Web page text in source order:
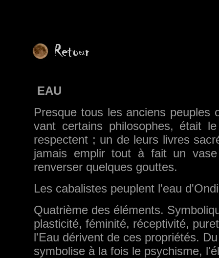
EAU
Presque tous les anciens
vant certains philosophes, était
respectent ; un de leurs livres
jamais emplir tout à fait un
renverser quelques gouttes.
Les cabalistes peuplent l'eau
Quatrième des éléments.
plasticité, féminité, réceptivité,
l'Eau dérivent de ces propriétés.
symbolise à la fois le psychisme,